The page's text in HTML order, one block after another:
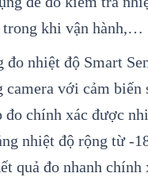
trong khi vận hành,…
đo nhiệt độ Smart
camera với cảm biến
đo chính xác được
nhiệt độ rộng từ -
quả đo nhanh chính